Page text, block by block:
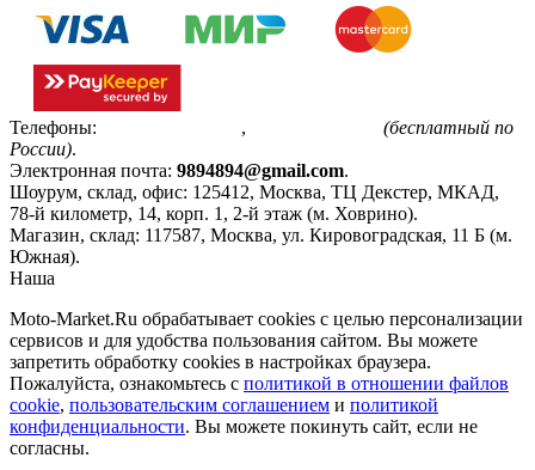
Телефоны: ,
(бесплатный по
России).
Электронная почта: 9894894@gmail.com.
Шоурум, склад, офис: 125412, Москва, ТЦ Декстер, МКАД,
78-й километр, 14, корп. 1, 2-й этаж (м. Ховрино).
Магазин, склад: 117587, Москва, ул. Кировоградская, 11 Б (м.
Южная).
Наша
Moto-Market.Ru обрабатывает сookies с целью персонализации
сервисов и для удобства пользования сайтом. Вы можете
запретить обработку сookies в настройках браузера.
Пожалуйста, ознакомьтесь с политикой в отношении файлов
cookie, пользовательским соглашением и политикой
конфиденциальности. Вы можете покинуть сайт, если не
согласны.